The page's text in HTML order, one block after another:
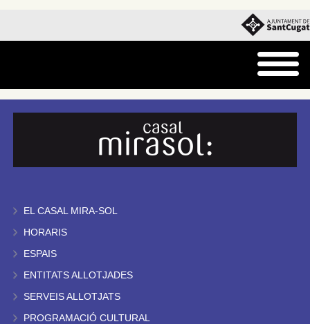
EL CASAL MIRA-SOL
HORARIS
ESPAIS
ENTITATS ALLOTJADES
SERVEIS ALLOTJATS
PROGRAMACIÓ CULTURAL